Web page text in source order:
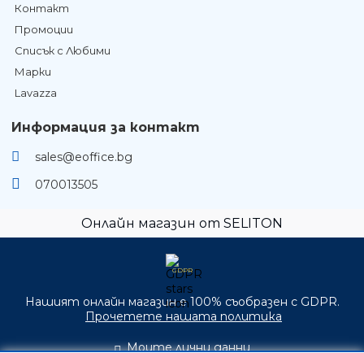
Контакт
Промоции
Списък с Любими
Марки
Lavazza
Информация за контакт
sales@eoffice.bg
070013505
Онлайн магазин от SELITON
GDPR
Нашият онлайн магазин е 100% съобразен с GDPR.
Прочетете нашата политика
Моите лични данни